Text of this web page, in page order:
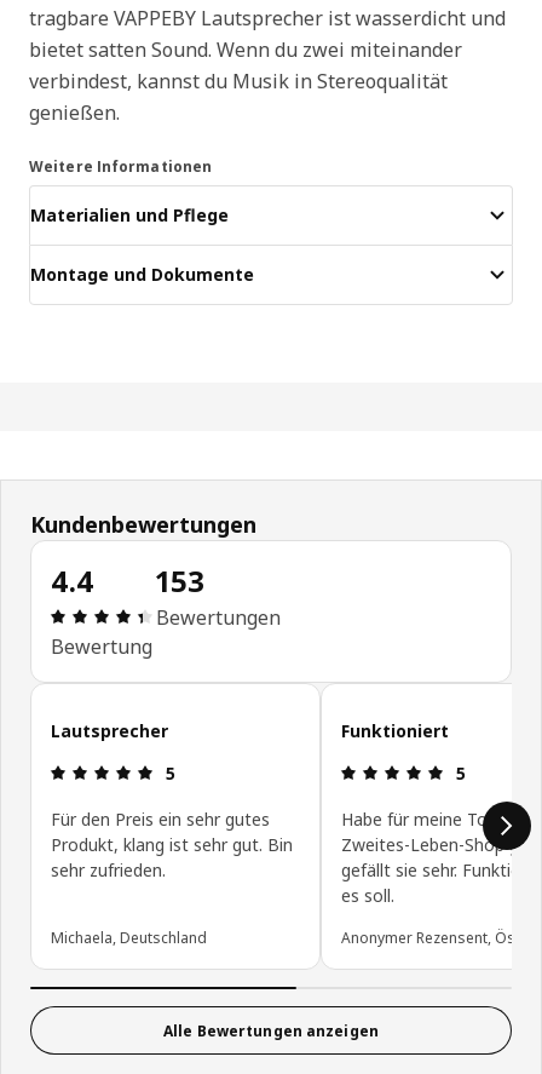
tragbare VAPPEBY Lautsprecher ist wasserdicht und
bietet satten Sound. Wenn du zwei miteinander
verbindest, kannst du Musik in Stereoqualität
genießen.
Weitere Informationen
Materialien und Pflege
Montage und Dokumente
Kundenbewertungen
4.4
Bewertung: 4.4 von 5 Sterne Alle Bewertungen:
Bewertung
153
Bewertungen
Kundenbewertungen überspringen
Lautsprecher
Bewertung: 5 von 5 Sterne
5
Für den Preis ein sehr gutes
Produkt, klang ist sehr gut. Bin
sehr zufrieden.
Michaela, Deutschland
Funktioniert
5
Habe für meine Tochter
Zweites-Leben-Shop
gefällt sie sehr.
es soll.
Anonymer Rezensent,
Alle Bewertungen anzeigen